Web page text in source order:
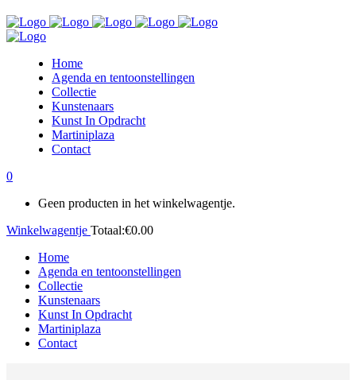
Home
Agenda en tentoonstellingen
Collectie
Kunstenaars
Kunst In Opdracht
Martiniplaza
Contact
0
Geen producten in het winkelwagentje.
Winkelwagentje Totaal:€0.00
Home
Agenda en tentoonstellingen
Collectie
Kunstenaars
Kunst In Opdracht
Martiniplaza
Contact